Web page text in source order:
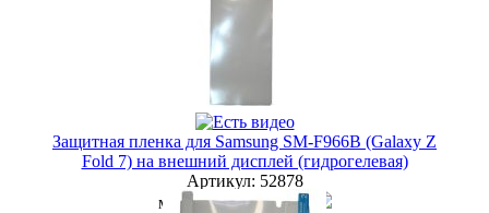
100 руб.
Наличие:
купить в розницу
Защитная пленка для Samsung SM-F966B (Galaxy Z
Fold 7) на внешний дисплей (гидрогелевая)
Артикул: 52878
мелкий опт 150 руб.